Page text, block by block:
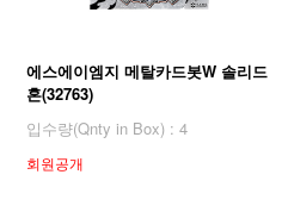
에스에이엠지 메탈카드봇W 솔리드
혼(32763)
입수량(Qnty in Box) : 4
회원공개